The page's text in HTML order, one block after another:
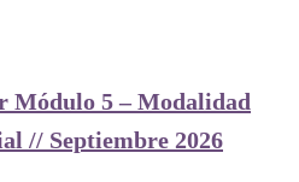
Módulo 5 – Modalidad
// Septiembre 2026